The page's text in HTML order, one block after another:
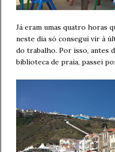
Já eram umas quatro horas
neste dia só consegui vir à
do trabalho. Por isso, antes
biblioteca de praia, passei